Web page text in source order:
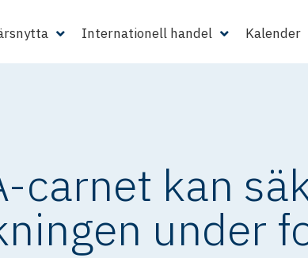
Internationell handel Kalender
carnet kan
under